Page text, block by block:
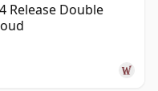
Release Double